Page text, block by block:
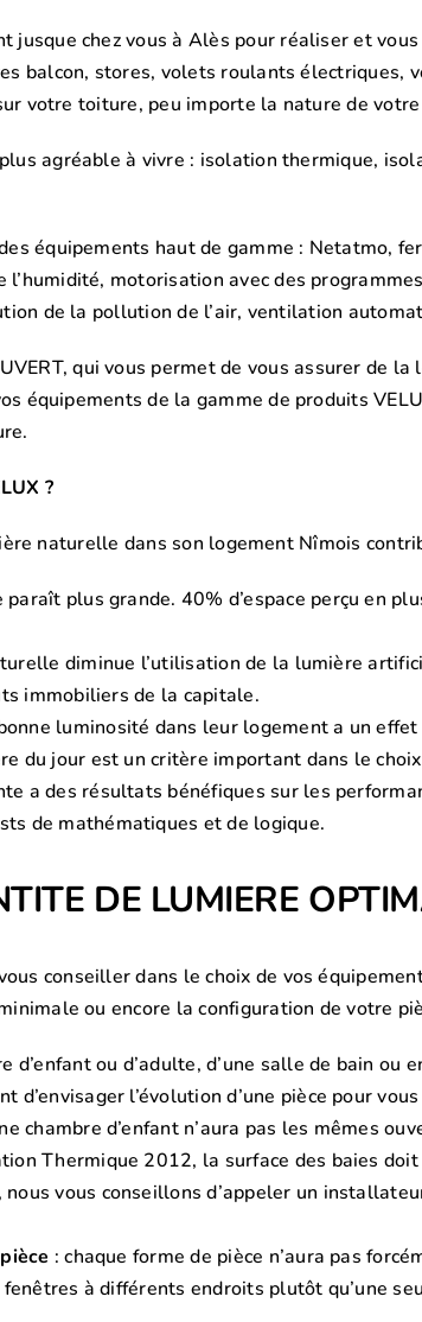
jusque chez vous à Alès pour réaliser et
balcon, stores, volets roulants
votre toiture, peu importe la nature de
agréable à vivre : isolation thermique,
équipements haut de gamme : Netatmo,
motorisation avec des
de la pollution de l’air, ventilation
qui vous permet de vous assurer de
équipements de la gamme de produits
?
naturelle dans son logement Nîmois
plus grande. 40% d’espace perçu en
diminue l’utilisation de la lumière
immobiliers de la capitale.
luminosité dans leur logement a un
du jour est un critère important dans le
a des résultats bénéfiques sur les
de mathématiques et de logique.
DE LUMIERE
conseiller dans le choix de vos
ou encore la configuration de votre
d’enfant ou d’adulte, d’une salle de bain
l’évolution d’une pièce pour
d’enfant n’aura pas les mêmes
Thermique 2012, la surface des baies
vous conseillons d’appeler un
: chaque forme de pièce n’aura pas
à différents endroits plutôt qu’une